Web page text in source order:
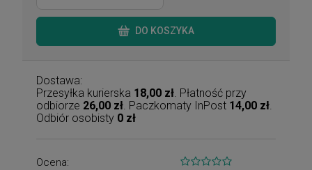
DO KOSZYKA
Dostawa:
Przesyłka kurierska 18,00 zł. Płatność przy
odbiorze 26,00 zł. Paczkomaty InPost 14,00 zł.
Odbiór osobisty 0 zł
Ocena: